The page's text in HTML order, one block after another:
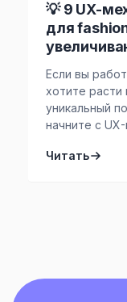
💡 9 UX-
для
Если вы
хотите расти
уникальный
начните с
запустить в
Читать